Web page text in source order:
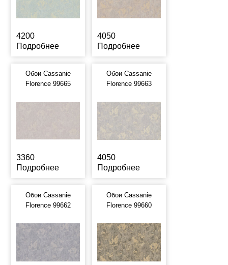
4200
Подробнее
4050
Подробнее
Обои Cassanie
Florence 99665
3360
Подробнее
Обои Cassanie
Florence 99663
4050
Подробнее
Обои Cassanie
Florence 99662
Обои Cassanie
Florence 99660